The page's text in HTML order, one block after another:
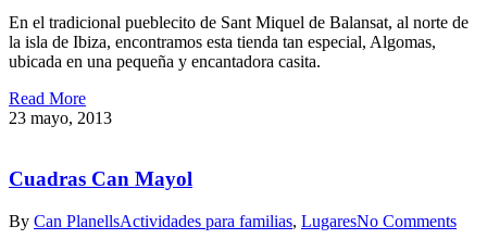
En el tradicional pueblecito de Sant Miquel de Balansat, al norte de
la isla de Ibiza, encontramos esta tienda tan especial, Algomas,
ubicada en una pequeña y encantadora casita.
Read More
23 mayo, 2013
Cuadras Can Mayol
By Can PlanellsActividades para familias, LugaresNo Comments